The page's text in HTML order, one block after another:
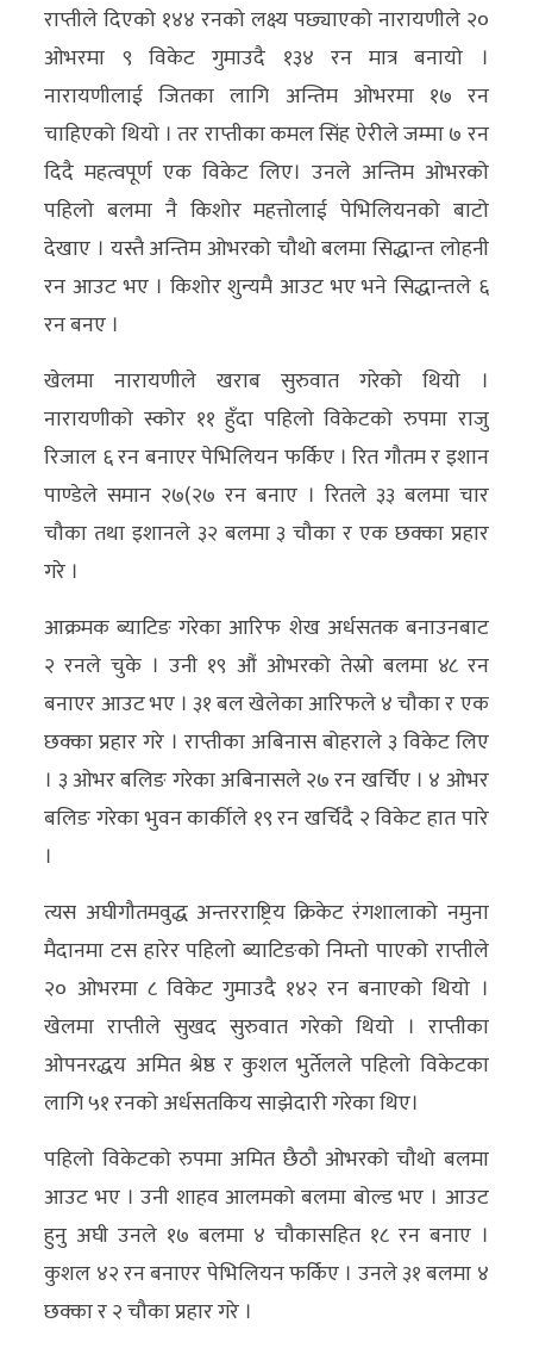
खबर
विशेष
राशिफल
फोटो
ग्यालरी
भिडियो
राप्तीले दिएको १४४ रनको लक्ष्य पछ्याएको नारायणीले २०
ओभरमा ९ विकेट गुमाउदै १३४ रन मात्र बनायो ।
नारायणीलाई जितका लागि अन्तिम ओभरमा १७ रन
चाहिएको थियो । तर राप्तीका कमल सिंह ऐरीले जम्मा ७ रन
दिदै महत्वपूर्ण एक विकेट लिए। उनले अन्तिम ओभरको
पहिलो बलमा नै किशोर महत्तोलाई पेभिलियनको बाटो
देखाए । यस्तै अन्तिम ओभरको चौथो बलमा सिद्धान्त लोहनी
रन आउट भए । किशोर शुन्यमै आउट भए भने सिद्धान्तले ६
रन बनए ।
खेलमा नारायणीले खराब सुरुवात गरेको थियो ।
नारायणीको स्कोर ११ हुँदा पहिलो विकेटको रुपमा राजु
रिजाल ६ रन बनाएर पेभिलियन फर्किए । रित गौतम र इशान
पाण्डेले समान २७(२७ रन बनाए । रितले ३३ बलमा चार
चौका तथा इशानले ३२ बलमा ३ चौका र एक छक्का प्रहार
गरे ।
आक्रमक ब्याटिङ गरेका आरिफ शेख अर्धसतक बनाउनबाट
२ रनले चुके । उनी १९ औं ओभरको तेस्रो बलमा ४८ रन
बनाएर आउट भए । ३१ बल खेलेका आरिफले ४ चौका र एक
छक्का प्रहार गरे । राप्तीका अबिनास बोहराले ३ विकेट लिए
। ३ ओभर बलिङ गरेका अबिनासले २७ रन खर्चिए । ४ ओभर
बलिङ गरेका भुवन कार्कीले १९ रन खर्चिदै २ विकेट हात पारे
।
त्यस अघीगौतमवुद्ध अन्तरराष्ट्रिय क्रिकेट रंगशालाको नमुना
मैदानमा टस हारेर पहिलो ब्याटिङको निम्तो पाएको राप्तीले
२० ओभरमा ८ विकेट गुमाउदै १४२ रन बनाएको थियो ।
खेलमा राप्तीले सुखद सुरुवात गरेको थियो । राप्तीका
ओपनरद्धय अमित श्रेष्ठ र कुशल भुर्तेलले पहिलो विकेटका
लागि ५१ रनको अर्धसतकिय साझेदारी गरेका थिए।
पहिलो विकेटको रुपमा अमित छैठौ ओभरको चौथो बलमा
आउट भए । उनी शाहव आलमको बलमा बोल्ड भए । आउट
हुनु अघी उनले १७ बलमा ४ चौकासहित १८ रन बनाए ।
कुशल ४२ रन बनाएर पेभिलियन फर्किए । उनले ३१ बलमा ४
छक्का र २ चौका प्रहार गरे ।